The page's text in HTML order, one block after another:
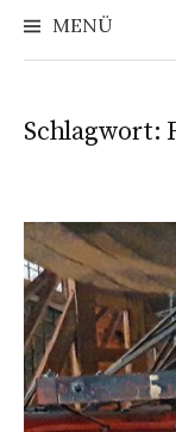
MENÜ
Schlagwort: